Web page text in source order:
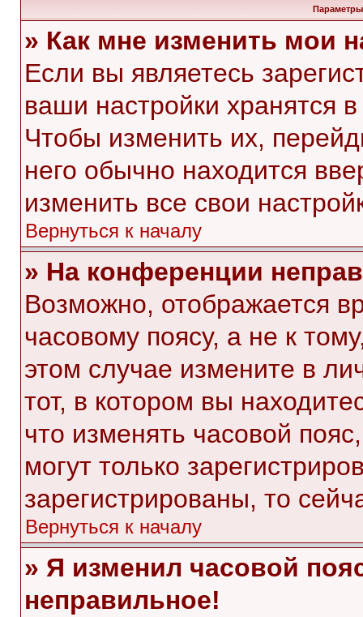
Параметры
» Как мне изменить мои
Если вы являетесь
ваши настройки хранятся
Чтобы изменить их,
него обычно находится
изменить все свои
Вернуться к началу
» На конференции
Возможно, отображается
часовому поясу, а не к
этом случае измените в
тот, в котором вы
что изменять часовой
могут только
зарегистрированы, то
Вернуться к началу
» Я изменил часовой
неправильное!